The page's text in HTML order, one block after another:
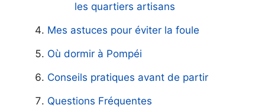
les quartiers artisans
Mes astuces pour éviter la foule
Où dormir à Pompéi
Conseils pratiques avant de partir
Questions Fréquentes